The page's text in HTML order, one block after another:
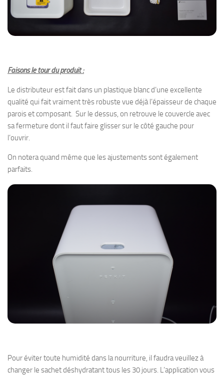
Faisons le tour du produit :
Le distributeur est fait dans un plastique blanc d’une excellente
qualité qui fait vraiment très robuste vue déjà l’épaisseur de chaque
parois et composant. Sur le dessus, on retrouve le couvercle avec
sa fermeture dont il faut faire glisser sur le côté gauche pour
l’ouvrir.
On notera quand même que les ajustements sont également
parfaits.
Pour éviter toute humidité dans la nourriture, il faudra veuillez à
changer le sachet déshydratant tous les 30 jours. L’application vous